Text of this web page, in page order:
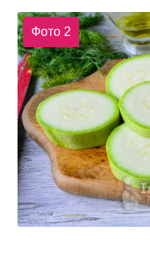
Фото 2